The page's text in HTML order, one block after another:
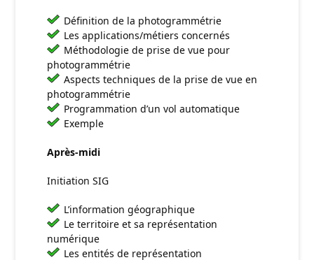
Définition de la photogrammétrie
Les applications/métiers concernés
Méthodologie de prise de vue pour
photogrammétrie
Aspects techniques de la prise de vue en
photogrammétrie
Programmation d’un vol automatique
Exemple
Après-midi
Initiation SIG
L’information géographique
Le territoire et sa représentation
numérique
Les entités de représentation